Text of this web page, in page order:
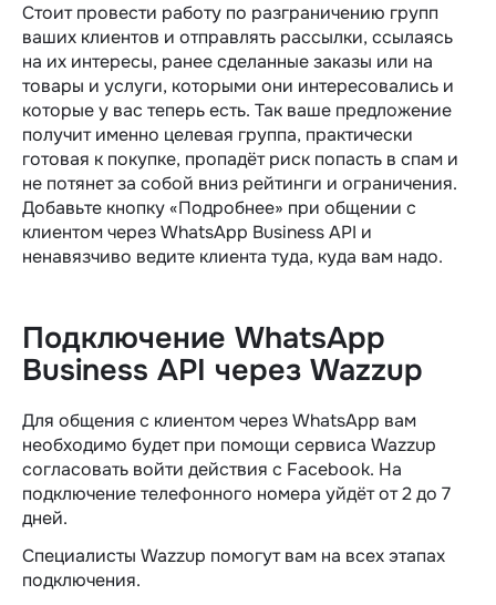
Стоит провести работу по разграничению групп
ваших клиентов и отправлять рассылки, ссылаясь
на их интересы, ранее сделанные заказы или на
товары и услуги, которыми они интересовались и
которые у вас теперь есть. Так ваше предложение
получит именно целевая группа, практически
готовая к покупке, пропадёт риск попасть в спам и
не потянет за собой вниз рейтинги и ограничения.
Добавьте кнопку «Подробнее» при общении с
клиентом через WhatsApp Business API и
ненавязчиво ведите клиента туда, куда вам надо.
Подключение WhatsApp
Business API через Wazzup
Для общения с клиентом через WhatsApp вам
необходимо будет при помощи сервиса Wazzup
согласовать войти действия с Facebook. На
подключение телефонного номера уйдёт от 2 до 7
дней.
Специалисты Wazzup помогут вам на всех этапах
подключения.